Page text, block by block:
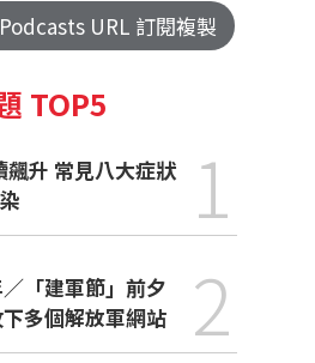
Podcasts URL 訂閱複製
TOP5
1
「建軍節」前夕
下多個解放軍網站
2